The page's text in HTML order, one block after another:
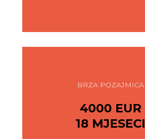
BRZA POZAJMICA
4000 EUR
18 MJESECI